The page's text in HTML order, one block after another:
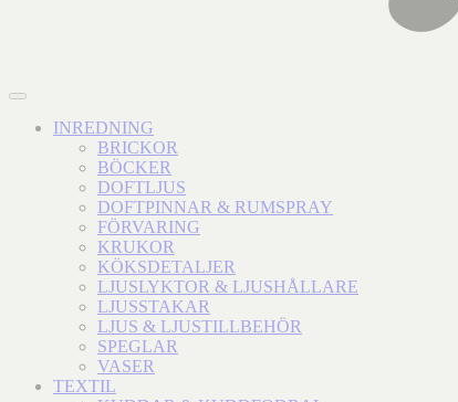
INREDNING
BRICKOR
BÖCKER
DOFTLJUS
DOFTPINNAR & RUMSPRAY
FÖRVARING
KRUKOR
KÖKSDETALJER
LJUSLYKTOR & LJUSHÅLLARE
LJUSSTAKAR
LJUS & LJUSTILLBEHÖR
SPEGLAR
VASER
TEXTIL